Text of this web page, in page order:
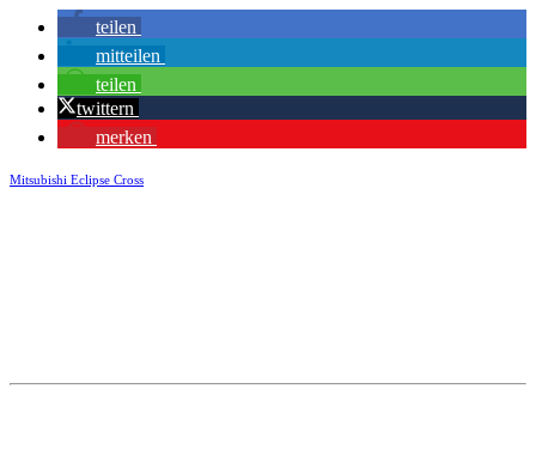
teilen
mitteilen
teilen
twittern
merken
Mitsubishi Eclipse Cross